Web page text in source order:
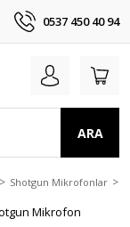
0537 450 40 94
ARA
Shotgun Mikrofonlar